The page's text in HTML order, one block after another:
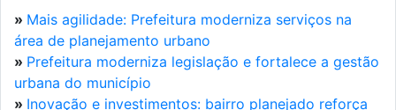
» Mais agilidade: Prefeitura moderniza serviços na
área de planejamento urbano
» Prefeitura moderniza legislação e fortalece a gestão
urbana do município
» Inovação e investimentos: bairro planejado reforça